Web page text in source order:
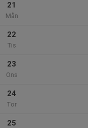
21
Mån
22
Tis
23
Ons
24
Tor
25